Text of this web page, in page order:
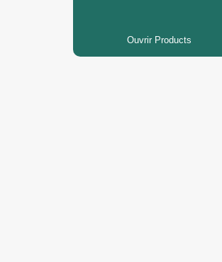
Ouvrir Products